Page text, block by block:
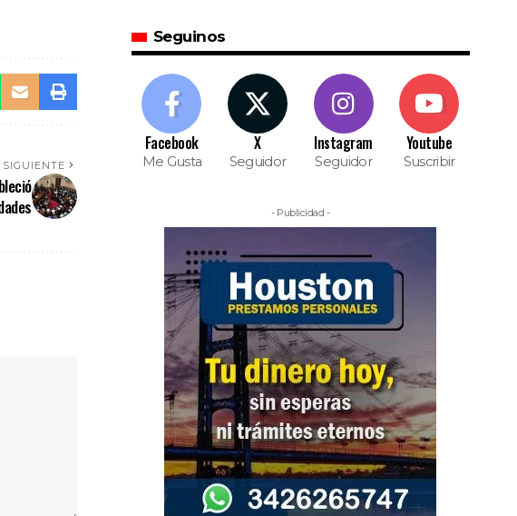
Seguinos
Facebook
Me Gusta
X
Seguidor
Instagram
Seguidor
Youtube
Suscribir
- Publicidad -